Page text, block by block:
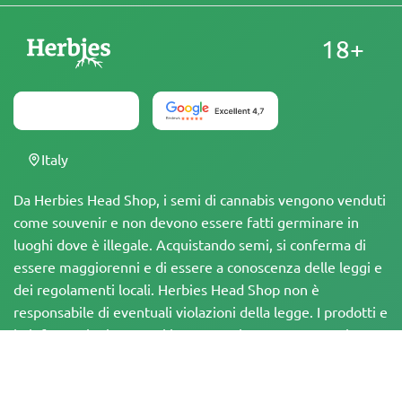
Da Herbies Head Shop, i semi di cannabis vengono venduti
come souvenir e non devono essere fatti germinare in
luoghi dove è illegale. Acquistando semi, si conferma di
essere maggiorenni e di essere a conoscenza delle leggi e
dei regolamenti locali. Herbies Head Shop non è
responsabile di eventuali violazioni della legge. I prodotti e
le informazioni presenti in questo sito non sono stati
18+
Italy